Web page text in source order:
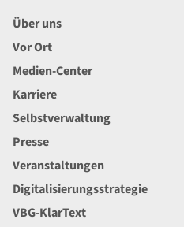
Über uns
Vor Ort
Medien-Center
Karriere
Selbstverwaltung
Presse
Veranstaltungen
Digitalisierungsstrategie
VBG-KlarText